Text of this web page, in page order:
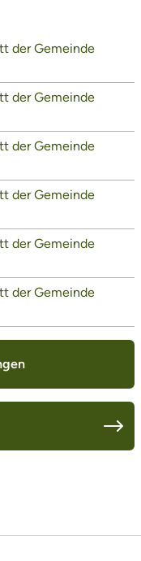
der Gemeinde
der Gemeinde
der Gemeinde
der Gemeinde
der Gemeinde
der Gemeinde